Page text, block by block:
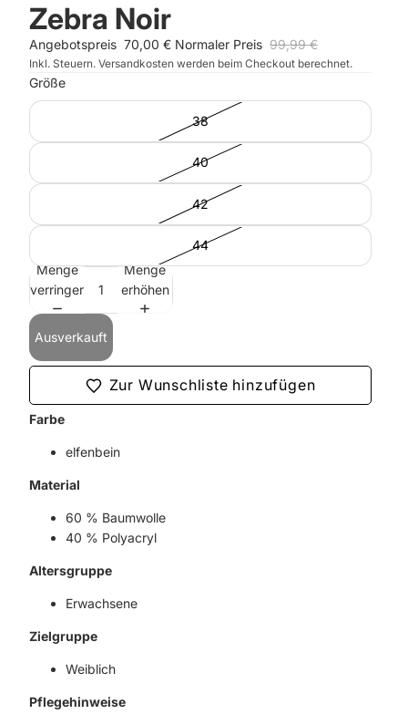
Zebra Noir
Angebotspreis 70,00 € Normaler Preis 99,99 €
Inkl. Steuern. Versandkosten werden beim Checkout berechnet.
Größe
38
40
42
44
Menge
verringern
Menge
erhöhen
Ausverkauft
Zur Wunschliste hinzufügen
Farbe
elfenbein
Material
60 % Baumwolle
40 % Polyacryl
Altersgruppe
Erwachsene
Zielgruppe
Weiblich
Pflegehinweise